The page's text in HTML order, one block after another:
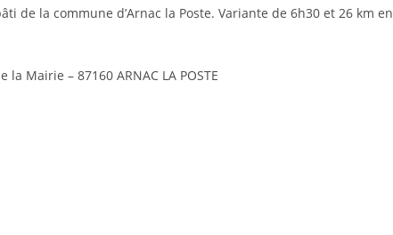
de la commune d’Arnac la Poste. Variante de 6h30 et 26 km en
Mairie – 87160 ARNAC LA POSTE